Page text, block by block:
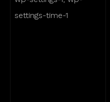
settings-time-1